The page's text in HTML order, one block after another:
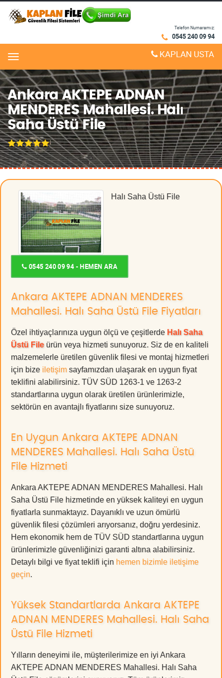
Telefon Numaramız:
0545 240 09 94
Menu KAPLAN USTA
Ankara AKTEPE ADNAN
MENDERES Mahallesi. Halı
Saha Üstü File
Halı Saha Üstü File
0545 240 09 94 - HEMEN ARA
Ankara AKTEPE ADNAN MENDERES
Mahallesi. Halı Saha Üstü File Fiyatları
Özel ihtiyaçlarınıza uygun ölçü ve çeşitlerde Halı Saha
Üstü Fileürün veya hizmeti sunuyoruz. Siz de en kaliteli
malzemelerle üretilen güvenlik filesi ve montaj hizmetleri
için bize iletişim sayfamızdan ulaşarak en uygun fiyat
teklifini alabilirsiniz. TÜV SÜD 1263-1 ve 1263-2
standartlarına uygun olarak üretilen ürünlerimizle,
sektörün en avantajlı fiyatlarını size sunuyoruz.
En Uygun Ankara AKTEPE ADNAN
MENDERES Mahallesi. Halı Saha Üstü
File Hizmeti
Ankara AKTEPE ADNAN MENDERES Mahallesi. Halı
Saha Üstü File hizmetinde en yüksek kaliteyi en uygun
fiyatlarla sunmaktayız. Dayanıklı ve uzun ömürlü
güvenlik filesi çözümleri arıyorsanız, doğru yerdesiniz.
Hem ekonomik hem de TÜV SÜD standartlarına uygun
ürünlerimizle güvenliğinizi garanti altına alabilirsiniz.
Detaylı bilgi ve fiyat teklifi için hemen bizimle iletişime
geçin.
Yüksek Standartlarda Ankara AKTEPE
ADNAN MENDERES Mahallesi. Halı Saha
Üstü File Hizmeti
Yılların deneyimi ile, müşterilerimize en iyi Ankara
AKTEPE ADNAN MENDERES Mahallesi. Halı Saha